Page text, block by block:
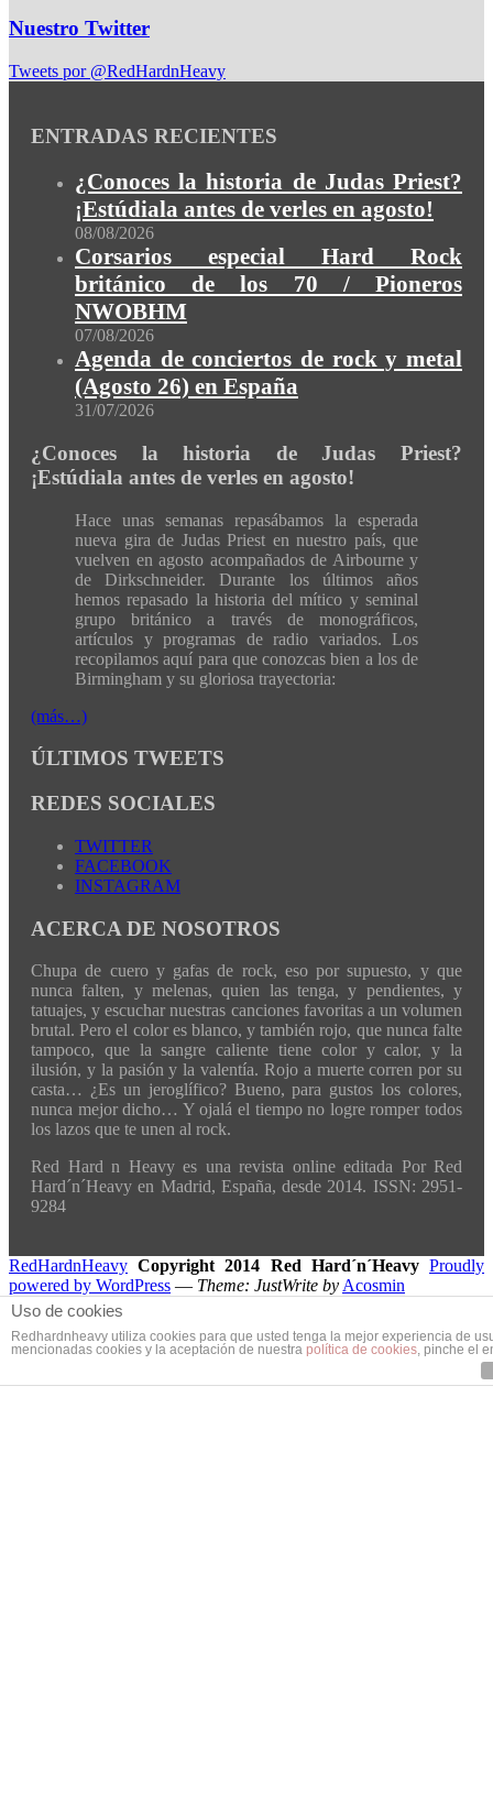
Nuestro Twitter
Tweets por @RedHardnHeavy
ENTRADAS RECIENTES
¿Conoces la historia de Judas Priest?
¡Estúdiala antes de verles en agosto!
08/08/2026
Corsarios especial Hard Rock
británico de los 70 / Pioneros
NWOBHM
07/08/2026
Agenda de conciertos de rock y metal
(Agosto 26) en España
31/07/2026
¿Conoces la historia de Judas Priest?
¡Estúdiala antes de verles en agosto!
Hace unas semanas repasábamos la esperada
nueva gira de Judas Priest en nuestro país, que
vuelven en agosto acompañados de Airbourne y
de Dirkschneider. Durante los últimos años
hemos repasado la historia del mítico y seminal
grupo británico a través de monográficos,
artículos y programas de radio variados. Los
recopilamos aquí para que conozcas bien a los de
Birmingham y su gloriosa trayectoria:
(más…)
ÚLTIMOS TWEETS
REDES SOCIALES
TWITTER
FACEBOOK
INSTAGRAM
ACERCA DE NOSOTROS
Chupa de cuero y gafas de rock, eso por supuesto, y que
nunca falten, y melenas, quien las tenga, y pendientes, y
tatuajes, y escuchar nuestras canciones favoritas a un volumen
brutal. Pero el color es blanco, y también rojo, que nunca falte
tampoco, que la sangre caliente tiene color y calor, y la
ilusión, y la pasión y la valentía. Rojo a muerte corren por su
casta… ¿Es un jeroglífico? Bueno, para gustos los colores,
nunca mejor dicho… Y ojalá el tiempo no logre romper todos
los lazos que te unen al rock.
Red Hard n Heavy es una revista online editada Por Red
Hard´n´Heavy en Madrid, España, desde 2014. ISSN: 2951-
9284
RedHardnHeavy Copyright 2014 Red Hard´n´Heavy Proudly
powered by WordPress — Theme: JustWrite by Acosmin
Uso de cookies
Redhardnheavy utiliza cookies para que usted tenga la mejor experiencia de
mencionadas cookies y la aceptación de nuestra política de cookies, pinche el
Translate »